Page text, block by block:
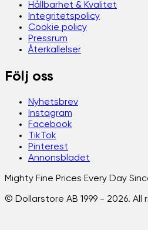
Hållbarhet & Kvalitet
Integritetspolicy
Cookie policy
Pressrum
Återkallelser
Följ oss
Nyhetsbrev
Instagram
Facebook
TikTok
Pinterest
Annonsbladet
Mighty Fine Prices Every Day
© Dollarstore AB 1999 - 2026. All